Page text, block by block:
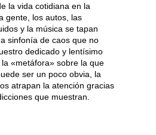
la vida cotidiana en la
gente, los autos, las
y la música se tapan
sinfonía de caos que no
dedicado y lentísimo
«metáfora» sobre la que
ser un poco obvia, la
atrapan la atención gracias
que muestran.